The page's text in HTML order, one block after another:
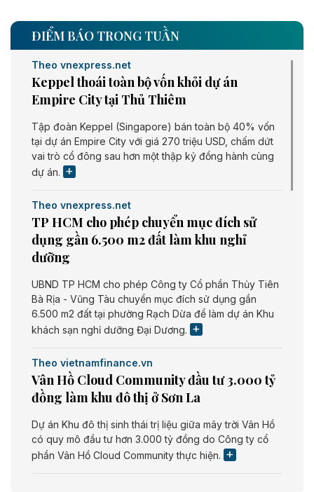
ĐIỂM BÁO TRONG TUẦN
Theo vnexpress.net
Keppel thoái toàn bộ vốn khỏi dự án
Empire City tại Thủ Thiêm
Tập đoàn Keppel (Singapore) bán toàn bộ 40% vốn
tại dự án Empire City với giá 270 triệu USD, chấm dứt
vai trò cổ đông sau hơn một thập kỷ đồng hành cùng
dự án.
Theo vnexpress.net
TP HCM cho phép chuyển mục đích sử
dụng gần 6.500 m2 đất làm khu nghỉ
dưỡng
UBND TP HCM cho phép Công ty Cổ phần Thủy Tiên
Bà Rịa - Vũng Tàu chuyển mục đích sử dụng gần
6.500 m2 đất tại phường Rạch Dừa để làm dự án Khu
khách sạn nghỉ dưỡng Đại Dương.
Theo vietnamfinance.vn
Vân Hồ Cloud Community đầu tư 3.000 tỷ
đồng làm khu đô thị ở Sơn La
Dự án Khu đô thị sinh thái trị liệu giữa mây trời Vân Hồ
có quy mô đầu tư hơn 3.000 tỷ đồng do Công ty cổ
phần Vân Hồ Cloud Community thực hiện.